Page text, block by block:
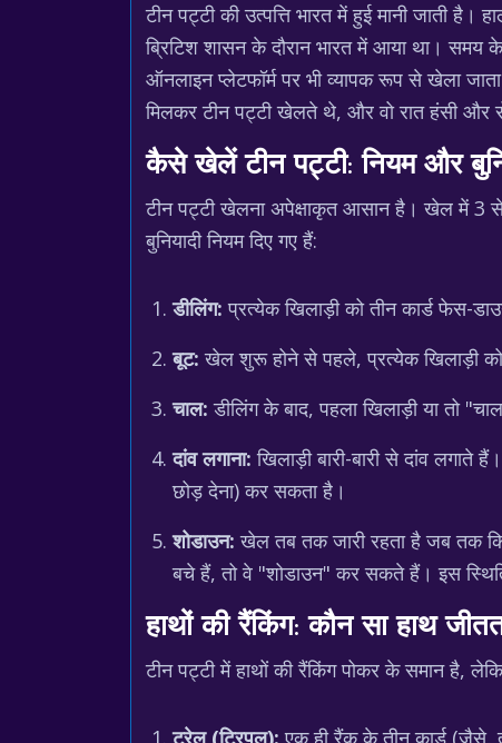
टीन पट्टी की उत्पत्ति भारत में हुई मानी जाती
ब्रिटिश शासन के दौरान भारत में आया था। समय
ऑनलाइन प्लेटफॉर्म पर भी व्यापक रूप से खेला
मिलकर टीन पट्टी खेलते थे, और वो रात हंसी और
कैसे खेलें टीन पट्टी: नियम और
टीन पट्टी खेलना अपेक्षाकृत आसान है। खेल में 3
बुनियादी नियम दिए गए हैं:
डीलिंग: प्रत्येक खिलाड़ी को तीन कार्ड फेस-
बूट: खेल शुरू होने से पहले, प्रत्येक खिलाड़ी को
चाल: डीलिंग के बाद, पहला खिलाड़ी या तो
दांव लगाना: खिलाड़ी बारी-बारी से दांव
छोड़ देना) कर सकता है।
शोडाउन: खेल तब तक जारी रहता है जब तक
बचे हैं, तो वे "शोडाउन" कर सकते हैं। इस
हाथों की रैंकिंग: कौन सा हाथ
टीन पट्टी में हाथों की रैंकिंग पोकर के समान है,
ट्रेल (ट्रिपल): एक ही रैंक के तीन कार्ड (जैसे,